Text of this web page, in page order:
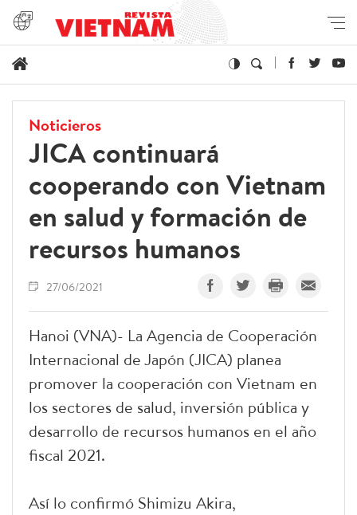
Noticieros
JICA continuará
cooperando con Vietnam
en salud y formación de
recursos humanos
27/06/2021
Hanoi (VNA)- La Agencia de Cooperación
Internacional de Japón (JICA) planea
promover la cooperación con Vietnam en
los sectores de salud, inversión pública y
desarrollo de recursos humanos en el año
fiscal 2021.
Así lo confirmó Shimizu Akira,